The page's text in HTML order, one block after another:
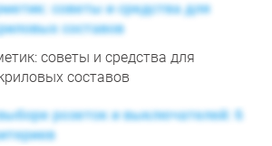
советы и средства для
составов